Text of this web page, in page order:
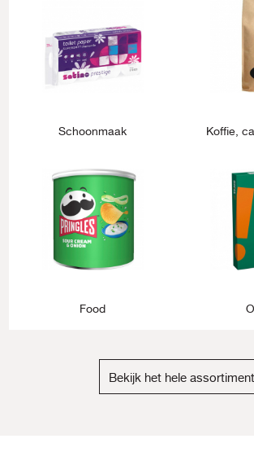
Schoonmaak Koffie,
Food
Bekijk het hele assortiment